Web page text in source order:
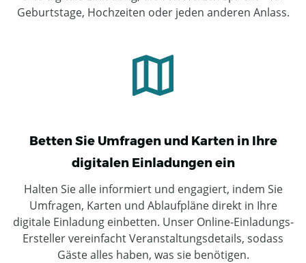
Geburtstage, Hochzeiten oder jeden anderen Anlass.
Betten Sie Umfragen und Karten in Ihre
digitalen Einladungen ein
Halten Sie alle informiert und engagiert, indem Sie
Umfragen, Karten und Ablaufpläne direkt in Ihre
digitale Einladung einbetten. Unser Online-Einladungs-
Ersteller vereinfacht Veranstaltungsdetails, sodass
Gäste alles haben, was sie benötigen.